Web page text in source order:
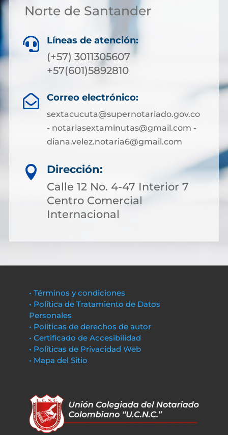
Norte de Santander
 Líneas de atención:
(+57) 3011305607
+57(601)5892810
 Correo electrónico:
sextacucuta@supernotariado.gov.co
- notariasextaminutas@gmail.com -
diana.velez.notaria6@gmail.com

Dirección:
Calle 12 No. 4-47 Interior 7
Centro Comercial
Internacional
• Términos y condiciones
• Política de Tratamiento de Datos
Personales
• Políticas de derechos de autor
• Certificado de Accesibilidad
• Políticas de Privacidad Web
• Mapa del Sitio